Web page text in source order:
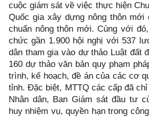
cuộc giám sát về việc thực hiện
Quốc gia xây dựng nông thôn
chuẩn nông thôn mới. Cùng với
chức gần 1.900 hội nghị với 537
dân tham gia vào dự thảo Luật đất
160 dự thảo văn bản quy phạm
trình, kế hoạch, đề án của các cơ
tỉnh. Đặc biệt, MTTQ các cấp đã
Nhân dân, Ban Giám sát đầu tư
huy nhiệm vụ, quyền hạn trong